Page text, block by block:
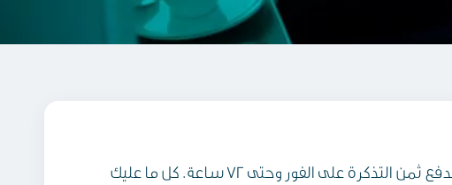
استمتع بخطط سفر أكثر مرونة واحتفظ بحجزك لوقت لاحق دون الحاجة لدفع ثمن التذكرة على الفور وحتى 72 ساعة. كل ما عليك